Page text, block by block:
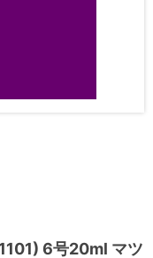
6号20ml マツ